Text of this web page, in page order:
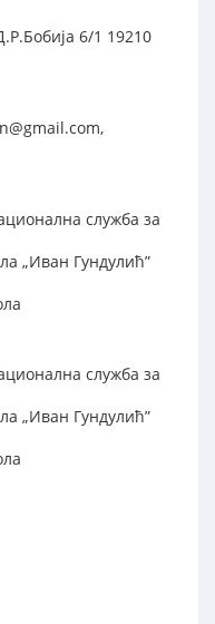
6/1 19210
служба за
„Иван Гундулић”
служба за
„Иван Гундулић”